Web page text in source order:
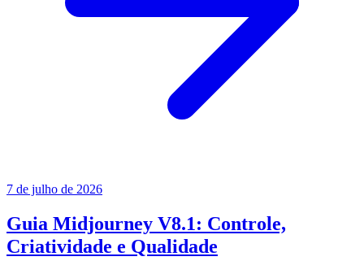
7 de julho de 2026
Guia Midjourney V8.1: Controle,
Criatividade e Qualidade